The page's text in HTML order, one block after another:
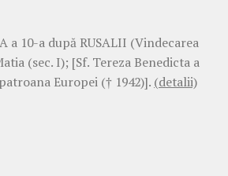
a 10-a după RUSALII (Vindecarea
(sec. I); [Sf. Tereza Benedicta a
Europei († 1942)]. (detalii)